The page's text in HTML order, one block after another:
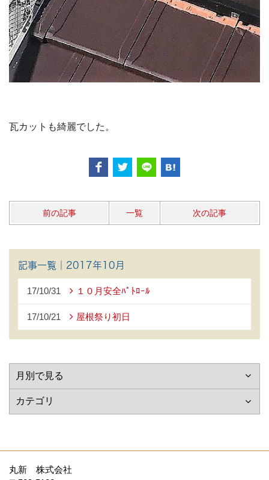
瓦カットも綺麗でした。
前の記事 一覧 次の記事
記事一覧｜2017年10月
17/10/31 １０月安全ﾊﾟﾄﾛｰﾙ
17/10/21 屋根祭り初日
丸新 株式会社